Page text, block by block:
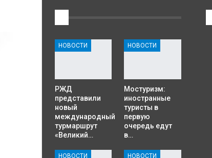
НОВОСТИ
РЖД
представили
новый
международный
турмаршрут
«Великий…
НОВОСТИ
Мостуризм:
иностранные
туристы в
первую
очередь едут
в…
НОВОСТИ НОВОСТИ